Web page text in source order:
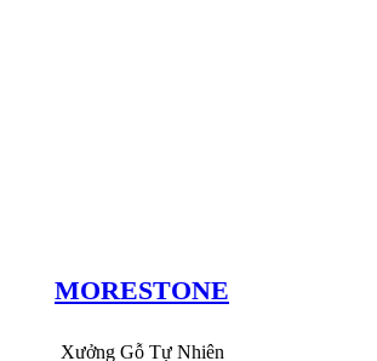
MORESTONE
Xưởng Gỗ Tự Nhiên